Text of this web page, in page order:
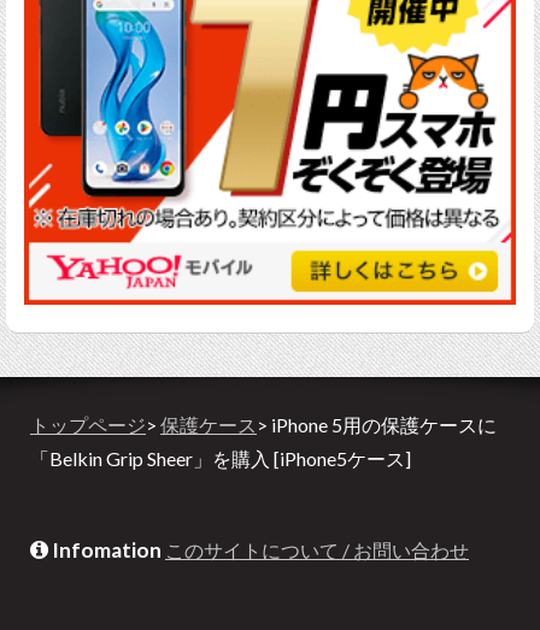
トップページ> 保護ケース > iPhone 5用の保護ケースに
「Belkin Grip Sheer」を購入 [iPhone5ケース]
Infomation このサイトについて / お問い合わせ